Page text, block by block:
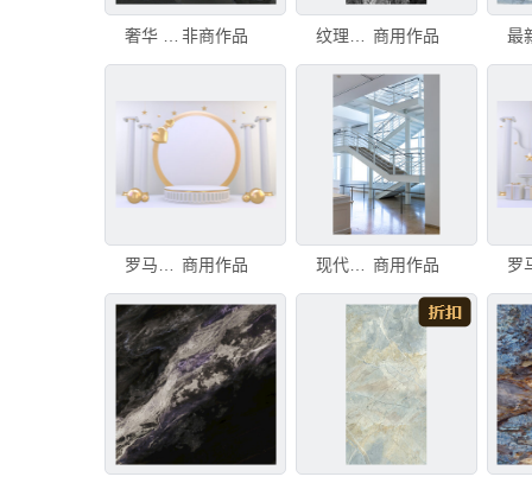
非商作品 商用作品
罗马式讲台 白色 用于化妆品产品 背景为白色大理石 3d渲染 商用作品 现代建筑中的大理石地面和金属楼梯，白色内部。 商用作品